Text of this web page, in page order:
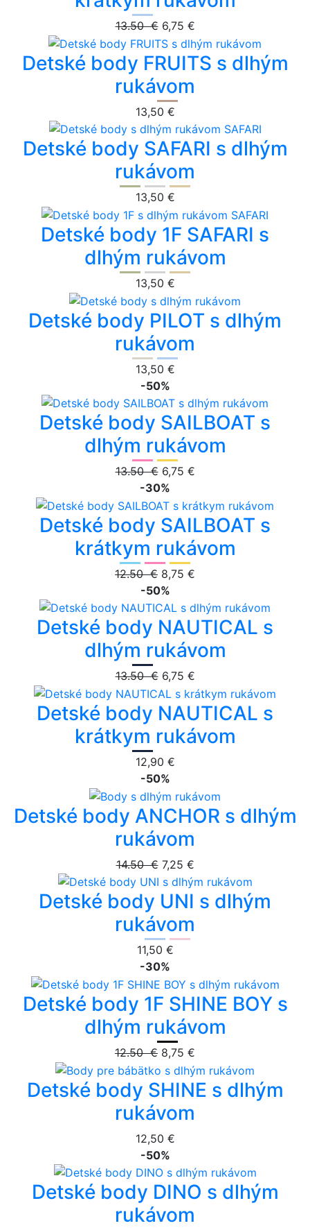
13.50 € 6,75 €
Detské body FRUITS s dlhým
rukávom
13,50 €
Detské body SAFARI s dlhým
rukávom
13,50 €
Detské body 1F SAFARI s
dlhým rukávom
13,50 €
Detské body PILOT s dlhým
rukávom
13,50 €
-50%
Detské body SAILBOAT s
dlhým rukávom
13.50 € 6,75 €
-30%
Detské body SAILBOAT s
krátkym rukávom
12.50 € 8,75 €
-50%
Detské body NAUTICAL s
dlhým rukávom
13.50 € 6,75 €
Detské body NAUTICAL s
krátkym rukávom
12,90 €
-50%
Detské body ANCHOR s dlhým
rukávom
14.50 € 7,25 €
Detské body UNI s dlhým
rukávom
11,50 €
-30%
Detské body 1F SHINE BOY s
dlhým rukávom
12.50 € 8,75 €
Detské body SHINE s dlhým
rukávom
12,50 €
-50%
Detské body DINO s dlhým
rukávom